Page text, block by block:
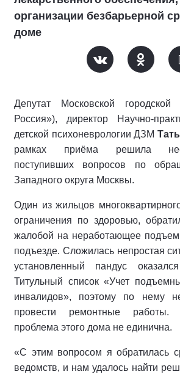
организации безбарьерной
доме
Депутат Московской
Россия»), директор Научно-
детской психоневрологии ДЗМ
рамках приёма решила
поступивших вопросов по
Западного округа Москвы.
Один из жильцов
ограничения по здоровью,
жалобой на неработающее
подъезде. Сложилась непростая
установленный пандус
Титульный список «Учет
инвалидов», поэтому по нему
провести ремонтные работы.
проблема этого дома не единична.
«С этим вопросом я обратилась
ведомств, и нам удалось найти